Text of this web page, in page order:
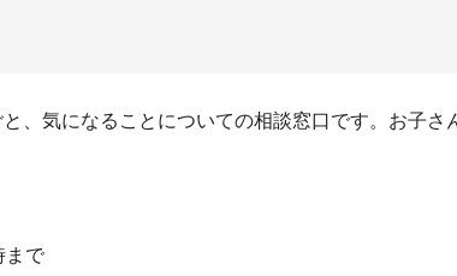
、気になることについての相談窓口です。お子さ
まで